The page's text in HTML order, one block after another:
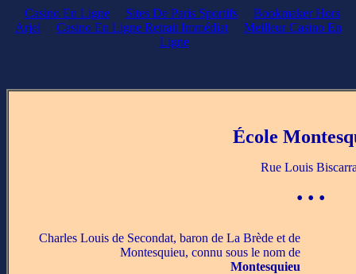
Casino En Ligne Sites De Paris Sportifs
Bookmaker Hors
Arjel
Casino En Ligne Retrait Immédiat
Meilleur Casino En
Ligne
École
Rue Louis
• • •
Charles Louis de Secondat, baron de La Brède et de
Montesquieu, connu sous le nom de
Montesquieu